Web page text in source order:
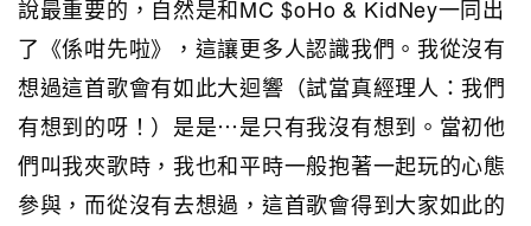
說最重要的，自然是和MC $oHo & KidNey一同出
了《係咁先啦》，這讓更多人認識我們。我從沒有
想過這首歌會有如此大迴響（試當真經理人：我們
有想到的呀！）是是⋯是只有我沒有想到。當初他
們叫我夾歌時，我也和平時一般抱著一起玩的心態
參與，而從沒有去想過，這首歌會得到大家如此的